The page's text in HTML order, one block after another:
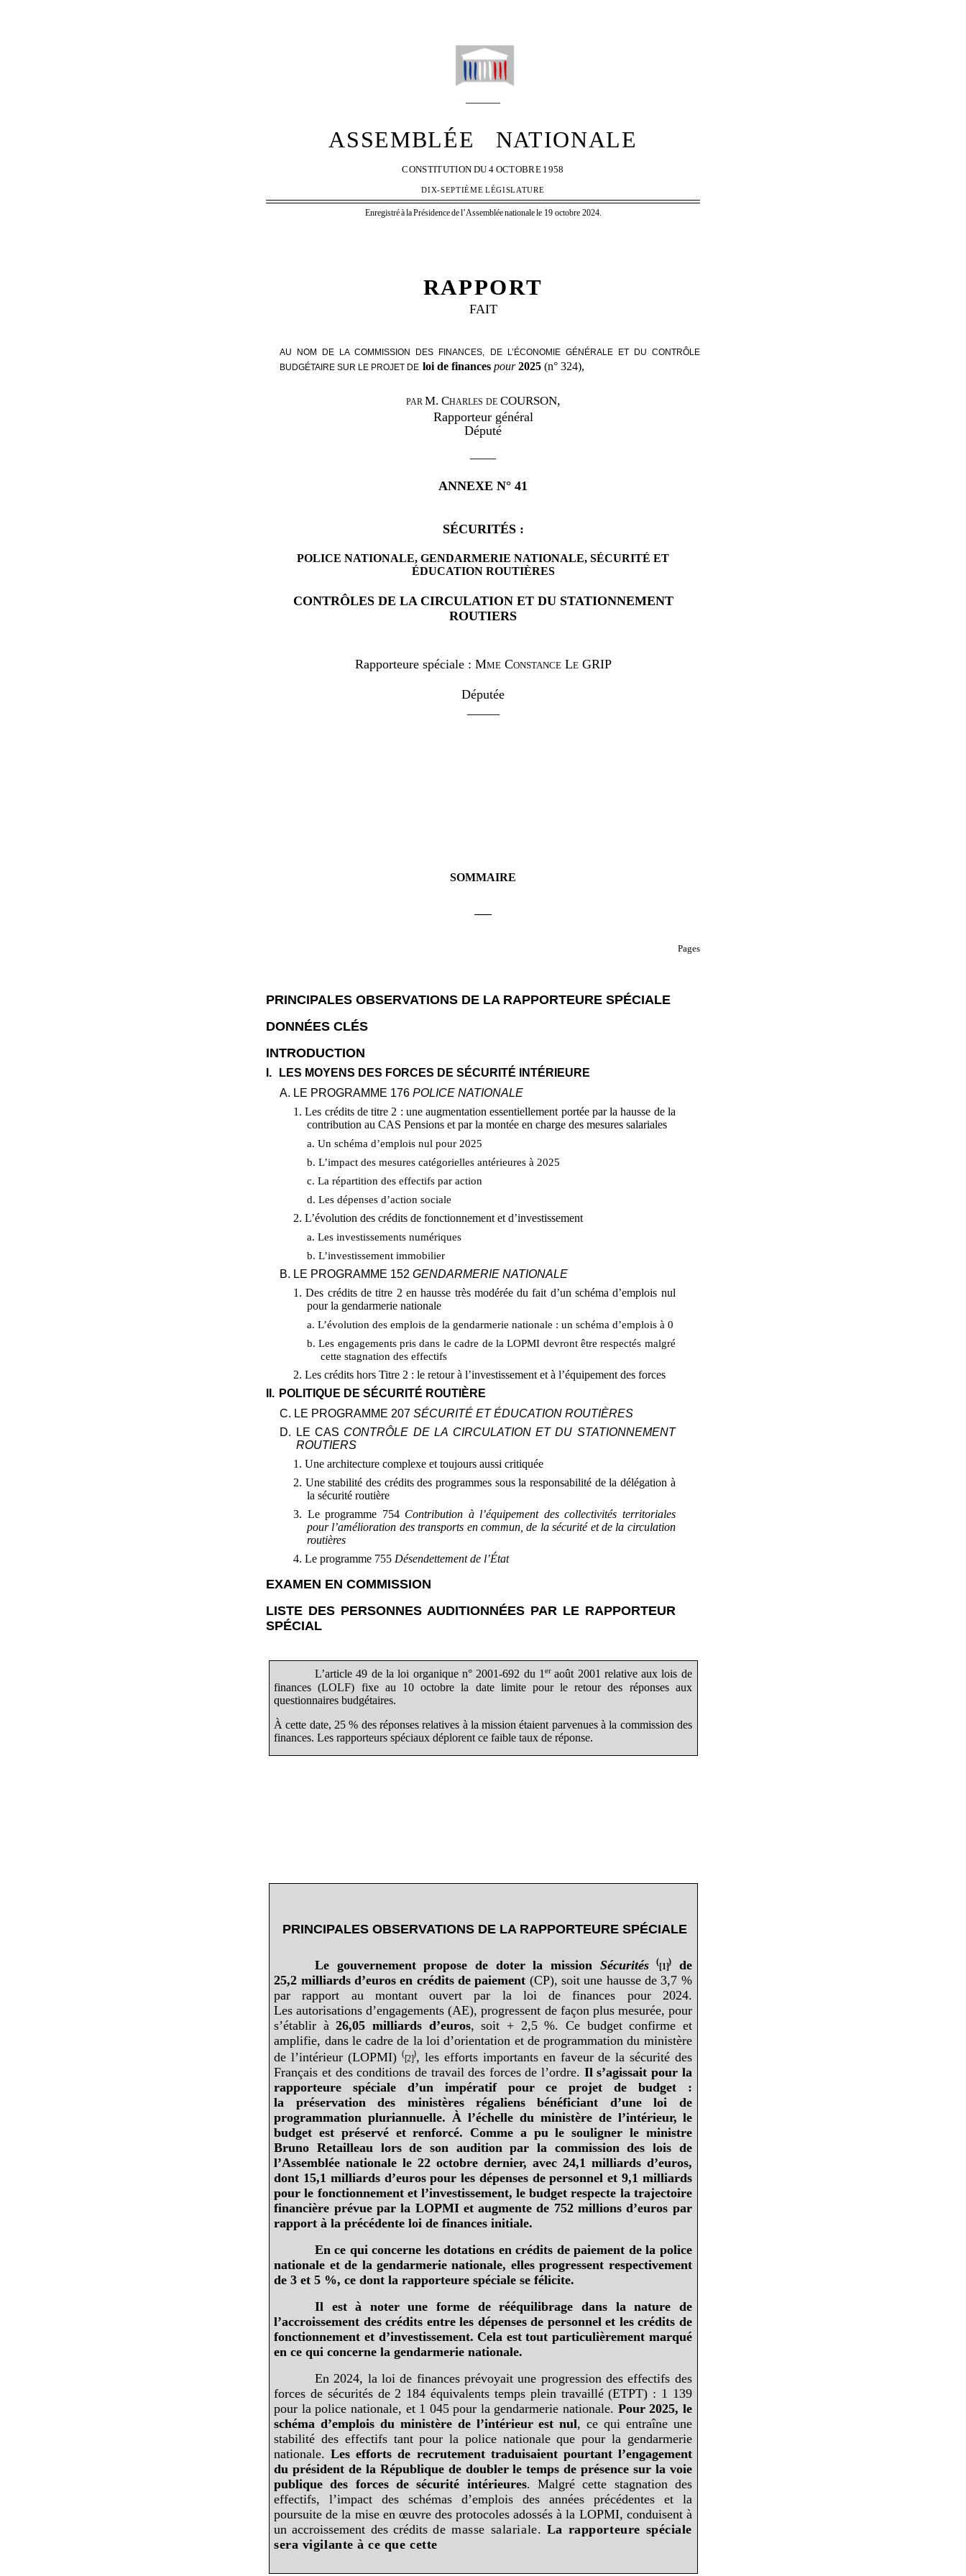
N° 468
ASSEMBLÉE NATIONALE
CONSTITUTION DU 4 OCTOBRE 1958
DIX-SEPTIÈME LÉGISLATURE
EnregistréàlaPrésidencedel’Assembléenationalele 19 octobre 2024.
RAPPORT
FAIT
AU NOM DE LA COMMISSION DES FINANCES, DE L’ÉCONOMIE GÉNÉRALE ET DU CONTRÔLE
BUDGÉTAIRE SUR LE PROJET DE loi de financespour2025(n° 324),
PAR M. Charles de COURSON,
Rapporteur général
Député
——
ANNEXE N° 41
SÉCURITÉS :
POLICE NATIONALE, GENDARMERIE NATIONALE, SÉCURITÉ ET
ÉDUCATION ROUTIÈRES
CONTRÔLES DE LA CIRCULATION ET DU STATIONNEMENT
ROUTIERS
Rapporteure spéciale : Mme Constance Le GRIP
Députée
SOMMAIRE
Pages
PRINCIPALES OBSERVATIONS DE LA RAPPORTEURE SPÉCIALE
DONNÉES CLÉS
INTRODUCTION
I.
LES MOYENS DES FORCES DE SÉCURITÉ INTÉRIEURE
A. LE PROGRAMME 176POLICE NATIONALE
1. Les crédits de titre 2 : une augmentation essentiellement portée par la hausse de la
contribution au CAS Pensions et par la montée en charge des mesures salariales
a. Un schéma d’emplois nul pour 2025
b. L’impact des mesures catégorielles antérieures à 2025
c. La répartition des effectifs par action
d. Les dépenses d’action sociale
2. L’évolution des crédits de fonctionnement et d’investissement
a. Les investissements numériques
b. L’investissement immobilier
B. LE PROGRAMME 152GENDARMERIE NATIONALE
1. Des crédits de titre 2 en hausse très modérée du fait d’un schéma d’emplois nul
pour la gendarmerie nationale
a. L’évolution des emplois de la gendarmerie nationale : un schéma d’emplois à 0
b. Les engagements pris dans le cadre de la LOPMI devront être respectés malgré
cette stagnation des effectifs
2. Les crédits hors Titre 2 : le retour à l’investissement et à l’équipement des forces
II. POLITIQUE DE SÉCURITÉ ROUTIÈRE
C. LE PROGRAMME 207 SÉCURITÉ ET ÉDUCATION ROUTIÈRES
D. LE CAS CONTRÔLE DE LA CIRCULATION ET DU STATIONNEMENT
ROUTIERS
1. Une architecture complexe et toujours aussi critiquée
2. Une stabilité des crédits des programmes sous la responsabilité de la délégation à
la sécurité routière
3. Le programme 754 Contribution à l’équipement des collectivités territoriales
pour l’amélioration des transports en commun, de la sécurité et de la circulation
routières
4. Le programme 755 Désendettement de l’État
EXAMEN EN COMMISSION
LISTE DES PERSONNES AUDITIONNÉES PAR LE RAPPORTEUR
SPÉCIAL
L’article 49 de la loi organique n° 2001-692 du 1er août 2001 relative aux lois de
finances (LOLF) fixe au 10 octobre la date limite pour le retour des réponses aux
questionnaires budgétaires.
À cette date, 25 % des réponses relatives à la mission étaient parvenues à la commission des
finances. Les rapporteurs spéciaux déplorent ce faible taux de réponse.
PRINCIPALES OBSERVATIONS DE LA RAPPORTEURE SPÉCIALE
Le gouvernement propose de doter la mission Sécurités ([1])
de
25,2 milliards d’euros en crédits de paiement (CP), soit une hausse de 3,7 %
par rapport au montant ouvert par la loi de finances pour 2024.
Les autorisations d’engagements (AE), progressent de façon plus mesurée, pour
s’établir à26,05 milliards d’euros, soit + 2,5 %. Ce budget confirme et
amplifie, dans le cadre de la loi d’orientation et de programmation du ministère
de l’intérieur (LOPMI) ([2]), les efforts importants en faveur de la sécurité des
Français et des conditions de travail des forces de l’ordre. Il s’agissait pour la
rapporteure spéciale d’un impératif pour ce projet de budget
:
la
préservation des ministères régaliens bénéficiant d’une loi de
programmation pluriannuelle. À l’échelle du ministère de l’intérieur, le
budget est préservé et renforcé. Comme a pu le souligner le ministre
Bruno Retailleau lors de son audition par la commission des lois de
l’Assemblée nationale le 22 octobre dernier, avec 24,1 milliards d’euros,
dont 15,1 milliards d’euros pour les dépenses de personnel et 9,1 milliards
pour le fonctionnement et l’investissement, le budget respecte la trajectoire
financière prévue par la LOPMI et augmente de 752 millions d’euros par
rapport à la précédente loi de finances initiale.
En ce qui concerne les dotations en crédits de paiement de la police
nationale et de la gendarmerie nationale, elles progressent respectivement
de 3 et 5 %, ce dont la rapporteure spéciale se félicite.
Il est à noter une forme de rééquilibrage dans la nature de
l’accroissement des crédits entre les dépenses de personnel et les crédits de
fonctionnement et d’investissement. Cela est tout particulièrement marqué
en ce qui concerne la gendarmerie nationale.
En 2024, la loi de finances prévoyait une progression des effectifs des
forces de sécurités de 2 184 équivalents temps plein travaillé (ETPT) : 1 139
pour la police nationale, et 1 045 pour la gendarmerie nationale. Pour 2025, le
schéma d’emplois du ministère de l’intérieur est nul, ce qui entraîne une
stabilité des effectifs tant pour la police nationale que pour la gendarmerie
nationale.Les efforts de recrutement traduisaient pourtant l’engagement
du président de la République de doubler le temps de présence sur la voie
publique des forces de sécurité intérieures. Malgré cette stagnation des
effectifs, l’impact des schémas d’emplois des années précédentes et la
poursuite de la mise en œuvre des protocoles adossés à la LOPMI, conduisent à
un accroissement des créditsde masse salariale. La rapporteure spéciale
sera vigilante à ce que cette